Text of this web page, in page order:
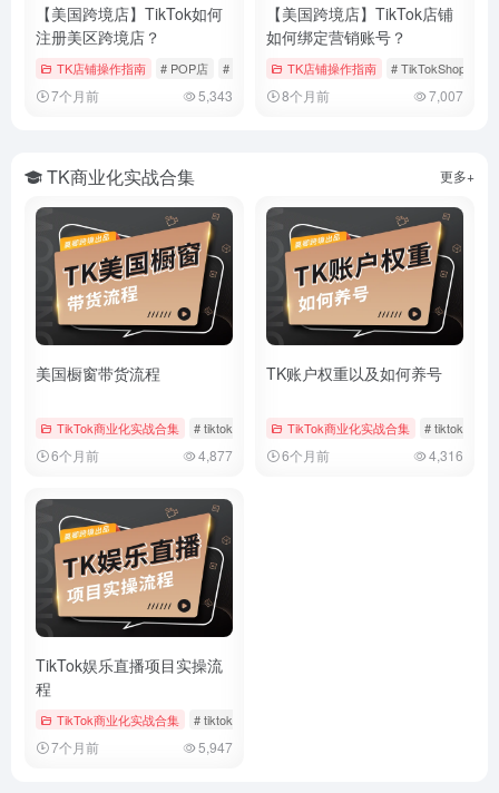
【美国跨境店】TikTok如何
注册美区跨境店？
TK店铺操作指南 # POP店 # TikTokShop # 入驻流程
7个月前 5,343
【美国跨境店】TikTok店铺
如何绑定营销账号？
TK店铺操作指南 # TikTokShop
8个月前 7,007
TK商业化实战合集 更多+
美国橱窗带货流程
TikTok商业化实战合集 # tiktok # 带货回款 # 带货流程
6个月前 4,877
TK账户权重以及如何养号
TikTok商业化实战合集 # tiktok
6个月前 4,316
TikTok娱乐直播项目实操流
程
TikTok商业化实战合集 # tiktok
7个月前 5,947